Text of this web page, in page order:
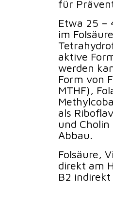
für
Etwa 25 –
im
aktive
werden
Form von
MTHF),
als
und
Abbau.
Folsäure,
direkt am
B2